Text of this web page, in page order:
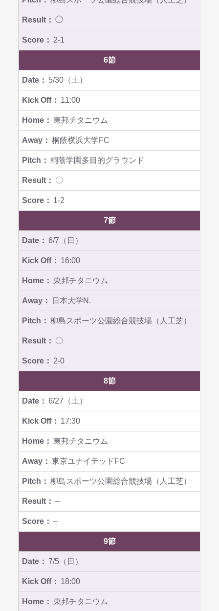
◯
2-1
6節
5/30（土）
11:00
東邦チタニウム
桐蔭横浜大学FC
桐蔭学園多目的グラウンド
〇
1-2
7節
6/7（日）
16:00
東邦チタニウム
日本大学N.
柳島スポーツ公園総合競技場（人工芝）
〇
2-0
8節
6/27（土）
17:30
東邦チタニウム
東京ユナイテッドFC
柳島スポーツ公園総合競技場（人工芝）
–
–
9節
7/5（日）
18:00
東邦チタニウム